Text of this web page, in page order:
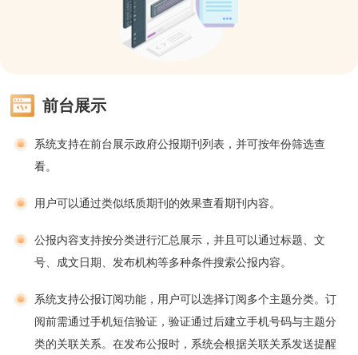
前台展示
系统支持在前台展示政府公报期刊列表，并可按年份筛选查
看。
用户可以通过类似纸质期刊的效果查看期刊内容。
公报内容支持按分类进行汇总展示，并且可以通过标题、文
号、成文日期、发布机构等多种条件搜索公报内容。
系统支持公报订阅功能，用户可以选择订阅多个主题分类。订
阅前需通过手机短信验证，验证通过后建立手机号码与主题分
类的关联关系。在发布公报时，系统会根据关联关系发送提醒